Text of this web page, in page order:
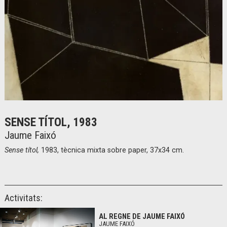
SENSE TÍTOL, 1983
Jaume Faixó
Sense títol, 1983, tècnica mixta sobre paper, 37x34 cm.
Activitats:
AL REGNE DE JAUME FAIXÓ
JAUME FAIXÓ